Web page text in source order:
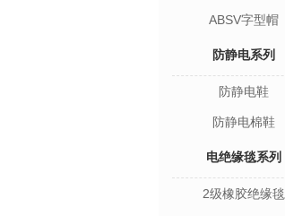
ABSV字型帽
防静电系列
防静电鞋
防静电棉鞋
电绝缘毯系列
2级橡胶绝缘毯